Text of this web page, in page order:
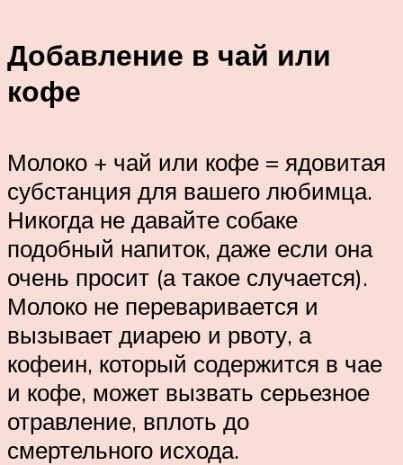
Добавление в чай или
кофе
Молоко + чай или кофе = ядовитая
субстанция для вашего любимца.
Никогда не давайте собаке
подобный напиток, даже если она
очень просит (а такое случается).
Молоко не переваривается и
вызывает диарею и рвоту, а
кофеин, который содержится в чае
и кофе, может вызвать серьезное
отравление, вплоть до
смертельного исхода.